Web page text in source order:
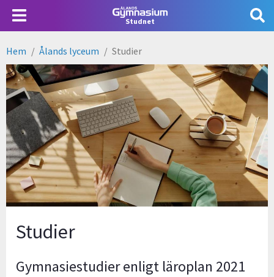
Hoppa
till
Studnet Användarmeny
Länkstig
Hem Ålands lyceum Studier
Studier
Gymnasiestudier enligt läroplan 2021